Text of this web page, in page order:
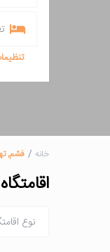
خانه فشم,
نوع